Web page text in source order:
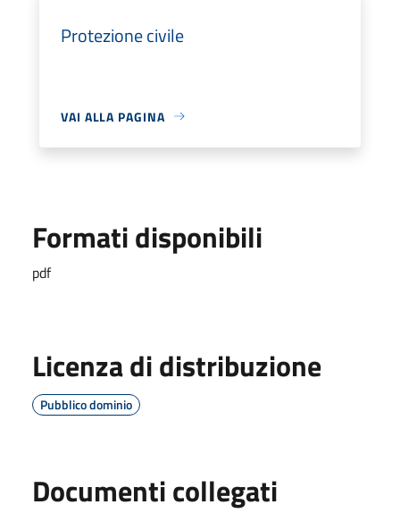
Protezione civile
VAI ALLA PAGINA
Formati disponibili
pdf
Licenza di distribuzione
Pubblico dominio
Documenti collegati